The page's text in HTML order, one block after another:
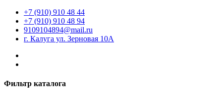
+7 (910) 910 48 44
+7 (910) 910 48 94
9109104894@mail.ru
г. Калуга ул. Зерновая 10А
Фильтр каталога